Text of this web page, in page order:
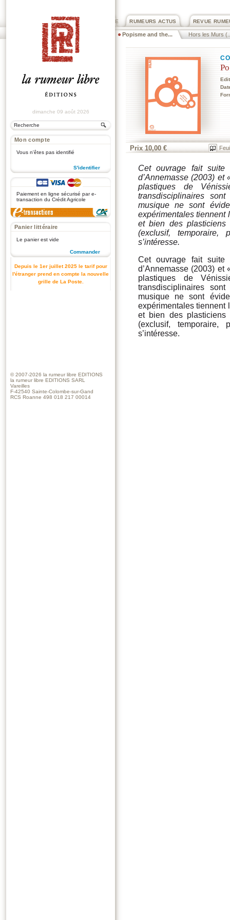
REVUE
RUMEURS ACTUS
PRIX ROGER DEXTRE
Popisme and the... Hors les Murs
dimanche 09 août 2026
Mon compte
Vous n'êtes pas identifié
S'identifier
Paiement en ligne sécurisé par e-
transaction du Crédit Agricole
Panier littéraire
Le panier est vide
Commander
Depuis le 1er juillet 2025 le tarif pour
l'étranger prend en compte la nouvelle
grille de La Poste.
Prix 10,00 €
Cet ouvrage fait
d’Annemasse (2003) et
plastiques de
transdisciplinaires
musique ne sont
expérimentales tiennent
et bien des plasticiens
(exclusif, temporaire,
s’intéresse.
Cet ouvrage fait
d’Annemasse (2003) et
plastiques de
transdisciplinaires
musique ne sont
expérimentales tiennent
et bien des plasticiens
(exclusif, temporaire,
s’intéresse.
© 2007-2026 la rumeur libre EDITIONS
la rumeur libre EDITIONS SARL
Vareilles
F-42540 Sainte-Colombe-sur-Gand
RCS Roanne 498 018 217 00014